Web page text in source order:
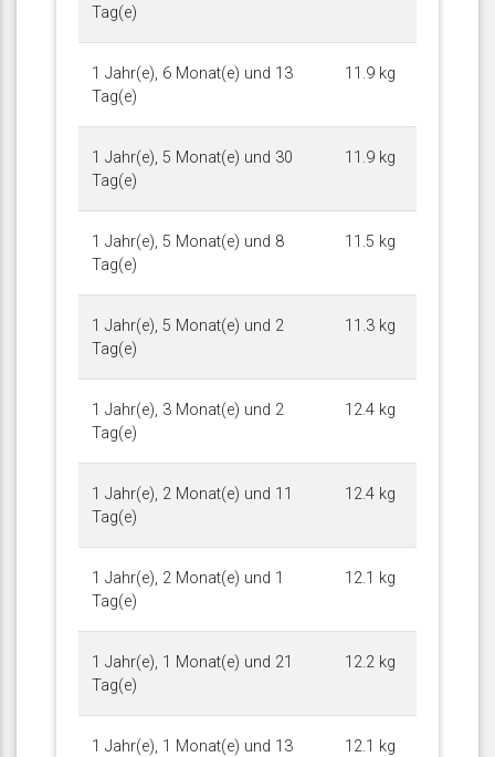
Tag(e)
1 Jahr(e), 6 Monat(e) und 13
Tag(e)
11.9 kg
1 Jahr(e), 5 Monat(e) und 30
Tag(e)
11.9 kg
1 Jahr(e), 5 Monat(e) und 8
Tag(e)
11.5 kg
1 Jahr(e), 5 Monat(e) und 2
Tag(e)
11.3 kg
1 Jahr(e), 3 Monat(e) und 2
Tag(e)
12.4 kg
1 Jahr(e), 2 Monat(e) und 11
Tag(e)
12.4 kg
1 Jahr(e), 2 Monat(e) und 1
Tag(e)
12.1 kg
1 Jahr(e), 1 Monat(e) und 21
Tag(e)
12.2 kg
1 Jahr(e), 1 Monat(e) und 13
12.1 kg